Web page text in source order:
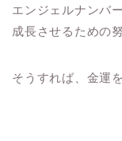
エンジェルナンバ
成長させるための
そうすれば、金運